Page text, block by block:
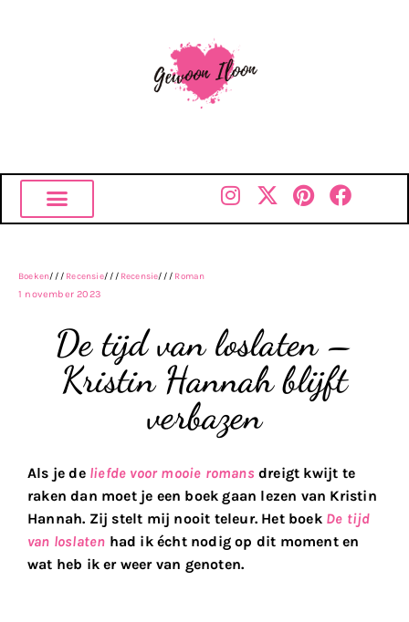
Boeken/// Recensie/// Recensie/// Roman
1 november 2023
De tijd van loslaten –
Kristin Hannah blijft
verbazen
Als je de liefde voor mooie romans dreigt kwijt te
raken dan moet je een boek gaan lezen van Kristin
Hannah. Zij stelt mij nooit teleur. Het boek De tijd
van loslaten had ik écht nodig op dit moment en
wat heb ik er weer van genoten.